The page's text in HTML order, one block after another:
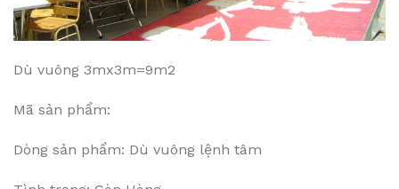
Dù vuông 3mx3m=9m2
Mã sản phẩm:
Dòng sản phẩm: Dù vuông lệnh tâm